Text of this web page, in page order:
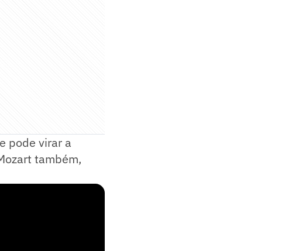
pode virar a
também,